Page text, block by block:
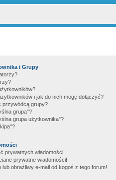
i Grupy
i jak do nich mogę dołączyć?
przywódcą grupy?
grupa"?
grupa użytkownika"?
prywatnych wiadomości!
prywatne wiadomości!
lub obraźliwy e-mail od kogoś z tego forum!